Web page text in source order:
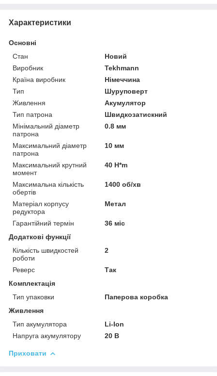
Характеристики
Основні
Стан
Новий
Виробник
Tekhmann
Країна виробник
Німеччина
Тип
Шуруповерт
Живлення
Акумулятор
Тип патрона
Швидкозатискний
Мінімальний діаметр
патрона
0.8 мм
Максимальний діаметр
патрона
10 мм
Максимальний крутний
момент
40 H*m
Максимальна кількість
обертів
1400 об/хв
Матеріал корпусу
редуктора
Метал
Гарантійний термін
36 міс
Додаткові функції
Кількість швидкостей
роботи
2
Реверс
Так
Комплектація
Тип упаковки
Паперова коробка
Живлення
Тип акумулятора
Li-Ion
Напруга акумулятору
20 В
Приховати